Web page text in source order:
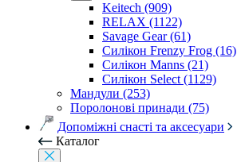
Keitech (909)
RELAX (1122)
Savage Gear (61)
Силікон Frenzy Frog (16)
Силікон Manns (21)
Силікон Select (1129)
Мандули (253)
Поролонові принади (75)
Допоміжні снасті та аксесуари
Каталог